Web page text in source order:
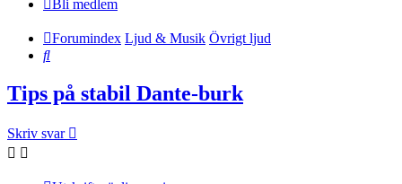
Bli medlem
Forumindex Ljud & Musik Övrigt ljud
Sök
Tips på stabil Dante-burk
Skriv svar